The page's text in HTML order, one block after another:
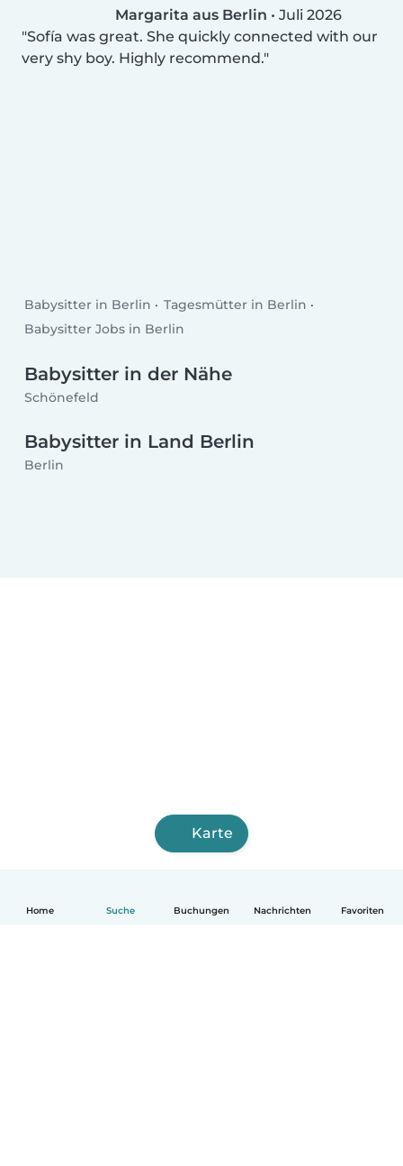
Home Suche Buchungen Nachrichten Favoriten
Margarita aus Berlin • Juli 2026
Sofía was great. She quickly connected with our
very shy boy. Highly recommend.
Babysitter in Berlin
Tagesmütter in Berlin
Babysitter Jobs in Berlin
Babysitter in der Nähe
Schönefeld
Babysitter in Land Berlin
Berlin
Karte